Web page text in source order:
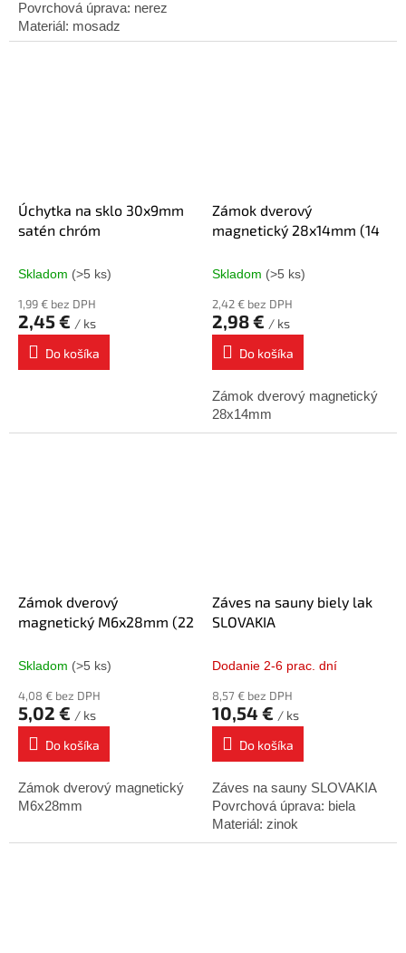
Povrchová úprava: nerez
Materiál: mosadz
Úchytka na sklo 30x9mm
satén chróm
Skladom (>5 ks)
1,99 € bez DPH
2,45 € / ks
Do košíka
Zámok dverový
magnetický 28x14mm (14
Skladom (>5 ks)
2,42 € bez DPH
2,98 € / ks
Do košíka
Zámok dverový magnetický
28x14mm
Zámok dverový
magnetický M6x28mm (22
Skladom (>5 ks)
4,08 € bez DPH
5,02 € / ks
Do košíka
Zámok dverový magnetický
M6x28mm
Záves na sauny biely lak
SLOVAKIA
Dodanie 2-6 prac. dní
8,57 € bez DPH
10,54 € / ks
Do košíka
Záves na sauny SLOVAKIA
Povrchová úprava: biela
Materiál: zinok